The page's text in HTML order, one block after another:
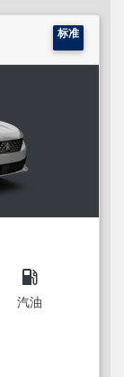
标准
local_gas_station
汽油